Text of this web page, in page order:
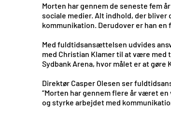
Morten har gennem de seneste fem
sociale medier. Alt indhold, der
kommunikation. Derudover er han en
Med fuldtidsansættelsen udvides
med Christian Klamer til at være
Sydbank Arena, hvor målet er at
Direktør Casper Olesen ser
“Morten har gennem flere år været
og styrke arbejdet med